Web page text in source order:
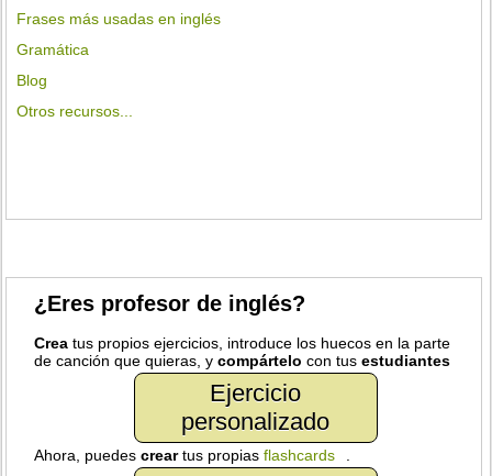
Frases más usadas en inglés
Gramática
Blog
Otros recursos...
¿Eres profesor de inglés?
Crea tus propios ejercicios, introduce los huecos en la parte
de canción que quieras, ycompártelo con tusestudiantes
Ejercicio
personalizado
Ahora, puedescreartus propiasflashcards